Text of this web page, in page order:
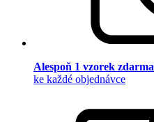
Alespoň 1 vzorek zdarma
ke každé objednávce